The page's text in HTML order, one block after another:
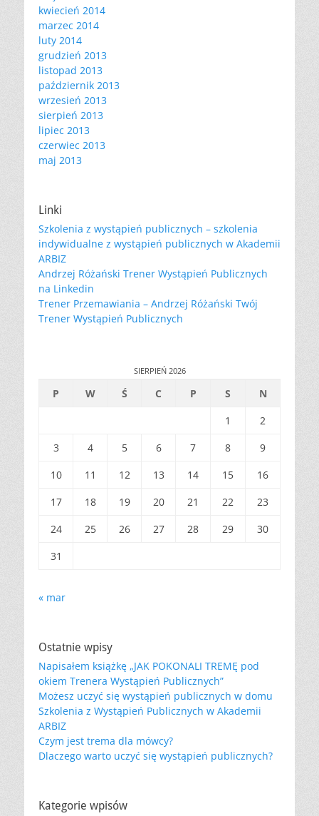
kwiecień 2014
marzec 2014
luty 2014
grudzień 2013
listopad 2013
październik 2013
wrzesień 2013
sierpień 2013
lipiec 2013
czerwiec 2013
maj 2013
Linki
Szkolenia z wystąpień publicznych – szkolenia
indywidualne z wystąpień publicznych w Akademii
ARBIZ
Andrzej Różański Trener Wystąpień Publicznych
na Linkedin
Trener Przemawiania – Andrzej Różański Twój
Trener Wystąpień Publicznych
SIERPIEŃ 2026
P W Ś C P S
N
1
2
3
4 5 6 7 8
9
10
11 12 13 14 15
16
17
18 19 20 21 22
23
24
25 26 27 28 29
30
31
« mar
Ostatnie wpisy
Napisałem książkę „JAK POKONALI TREMĘ pod
okiem Trenera Wystąpień Publicznych”
Możesz uczyć się wystąpień publicznych w domu
Szkolenia z Wystąpień Publicznych w Akademii
ARBIZ
Czym jest trema dla mówcy?
Dlaczego warto uczyć się wystąpień publicznych?
Kategorie wpisów